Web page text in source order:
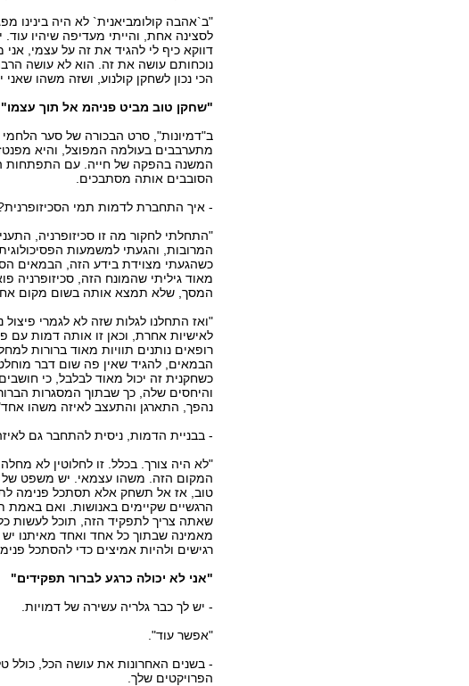
"ב`אהבה קולומביאנית` לא היה בינינו
לסצינה אחת, והייתי מעדיפה שיהיו
דווקא כיף לי להגיד את זה על עצמי,
נוכחותם עושה את זה. הוא לא עושה
הכי נכון לשחקן קולנוע, ושזה משהו שאני
"שחקן טוב מביט פניהמ אל תוך עצמו"
ב"דמיונות", סרט הבכורה של סער הלחמי
מתערבבים בעולמה המפוצל, והיא
המשנה בהפקה של חייה. עם התפתחות
הסובבים אותה מסתבכים.
- איך התחברת לדמות תמי
"התחלתי לחקור מה זו סכיזופרניה,
המרובות, והגעתי למשמעות
כשהגעתי מצוידת בידע הזה, הבמאים
מאוד גיליתי שהמונח הזה, סכיזופרניה
המסך, שלא תמצא אותה בשום מקום
"ואז התחלנו לגלות שזה לא לגמרי
לאישיות אחרת, וכאן זו אותה דמות עם
רופאים נותנים תוויות מאוד ברורות
הבמאים, להגיד שאין פה שום דבר
כשחקנית זה יכול מאוד לבלבל, כי
והיחסים שלה, כך שבתוך המסגרות
נהפך, התארגן והתעצב לאיזה משהו
- בבניית הדמות, ניסית להתחבר גם
"לא היה צורך. בכלל. זו לחלוטין לא
המקום הזה. משהו עצמאי. יש משפט
טוב, אז אל תשחק אלא תסתכל פנימה
הרגשיים שקיימים באנושות. ואם באמת
שאתה צריך לתפקיד הזה, תוכל לעשות
מאמינה שבתוך כל אחד ואחד מאיתנו
רגישים ולהיות אמיצים כדי להסתכל
"אני לא יכולה כרגע לברור תפקידים"
- יש לך כבר גלריה עשירה של דמויות.
"אפשר עוד".
- בשנים האחרונות את עושה הכל, כולל
הפרויקטים שלך.